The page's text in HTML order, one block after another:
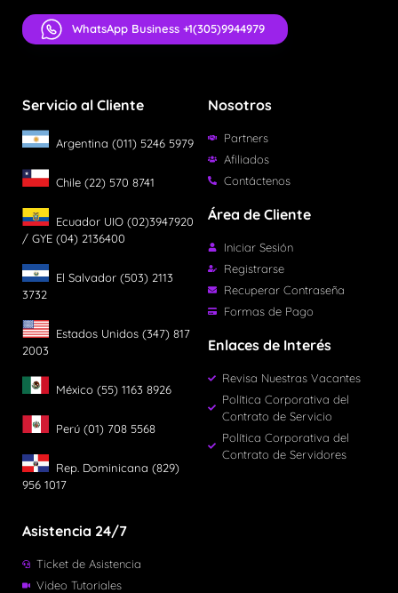
WhatsApp Business +1(305)9944979
Servicio al Cliente
Argentina (011) 5246 5979
Chile (22) 570 8741
Ecuador UIO (02)3947920
/ GYE (04) 2136400
El Salvador (503) 2113
3732
Estados Unidos (347) 817
2003
México (55) 1163 8926
Perú (01) 708 5568
Rep. Dominicana (829)
956 1017
Asistencia 24/7
Ticket de Asistencia
Video Tutoriales
Nosotros
Partners
Afiliados
Contáctenos
Área de Cliente
Iniciar Sesión
Registrarse
Recuperar Contraseña
Formas de Pago
Enlaces de Interés
Revisa Nuestras Vacantes
Política Corporativa del
Contrato de Servicio
Política Corporativa del
Contrato de Servidores